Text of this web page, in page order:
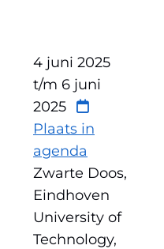
4 juni 2025
t/m 6 juni
2025
Plaats in
agenda
Zwarte Doos,
Eindhoven
University of
Technology,